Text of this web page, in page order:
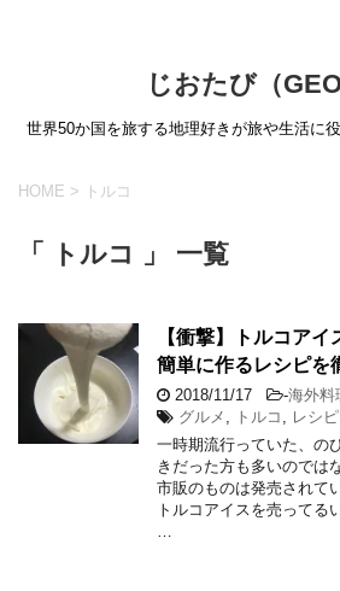
じおたび（GEO
世界50か国を旅する地理好きが旅や生活に
HOME > トルコ
「 トルコ 」 一覧
【衝撃】トルコア
簡単に作るレシピを
2018/11/17 -海外料
グルメ
トルコ
レシピ
一時期流行っていた、の
きだった方も多いのでは
市販のものは発売されて
トルコアイスを売ってる